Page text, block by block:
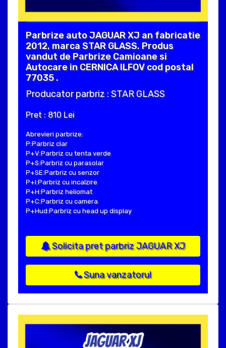
Parbrize auto JAGUAR XJ an fabricatie
2012, marca STAR GLASS. Produs
vandut de Parbrize Camioane si
Autocare in CERNICA ILFOV cod postal
77035 .
Producator parbriz : STAR GLASS
Pret : 810 Lei
Abrevieri parbrize:
P:Parbriz clar
P+V:Parbriz cu tenta verde
P+S:Parbriz cu parasolar
P+SE:Parbriz cu senzor
P+I:Parbriz cu incalzire
P+H:Parbriz heliomat
P+C:Parbriz cu camera
P+Hud:Parbriz cu head up display
Solicita pret parbriz JAGUAR XJ
Suna vanzatorul